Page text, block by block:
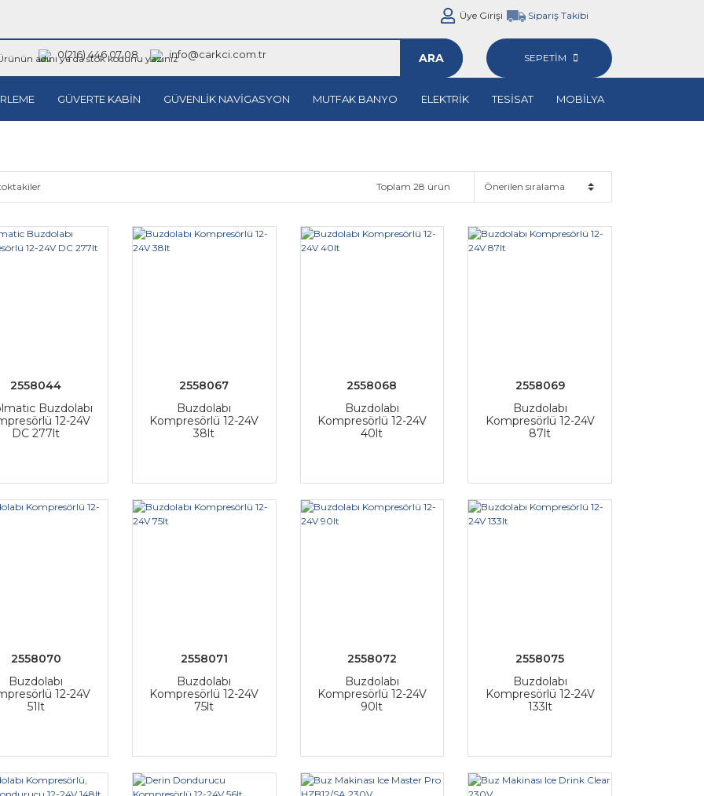
Üye Girişi Sipariş Takibi
0(216) 446 07 08 info@carkci.com.tr ARA SEPETİM
GÜVERTE KABİN GÜVENLİK NAVİGASYON MUTFAK BANYO ELEKTRİK TESİSAT MOBİLYA
Toplam 28 ürün
2558044
Buzdolabı
12-24V
DC 277lt
2558067
Buzdolabı
Kompresörlü 12-24V
38lt
2558068
Buzdolabı
Kompresörlü 12-24V
40lt
2558069
Buzdolabı
Kompresörlü 12-24V
87lt
2558070
Buzdolabı
12-24V
51lt
2558071
Buzdolabı
Kompresörlü 12-24V
75lt
2558072
Buzdolabı
Kompresörlü 12-24V
90lt
2558075
Buzdolabı
Kompresörlü 12-24V
133lt